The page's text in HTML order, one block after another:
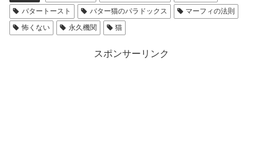
バタートースト
バター猫のパラドックス
マーフィの法則
怖くない
永久機関 猫
スポンサーリンク